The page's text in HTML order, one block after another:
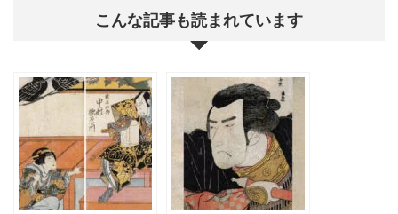
こんな記事も読まれています